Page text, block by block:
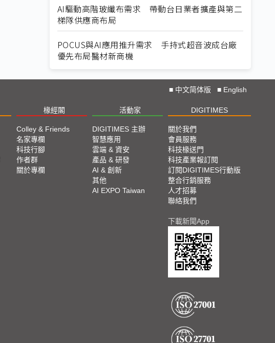
AI驅動高階玻纖布需求 帶動台日業者擴產與第二
梯隊供應商布局
POCUS與AI應用推升需求 手持式超音波成台廠
優先布局醫材新商機
■ 中文简体版 ■ English
椽經閣 活動家 DIGITIMES
Colley & Friends
名家專欄
科技行腳
作者群
關於專欄
DIGITIMES 主辦
智慧應用
雲端 & 資安
產品 & 研發
AI & 創新
其他
AI EXPO Taiwan
關於我們
會員服務
科技椽送門
科技產業報訂閱
訂閱DIGITIMES行動版
整合行銷服務
人才招募
聯絡我們
下載新聞App